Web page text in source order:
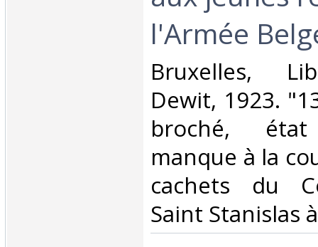
l'Armée
‎Bruxelles,
Dewit, 1923.
broché,
manque à la
cachets du
Saint Stanislas